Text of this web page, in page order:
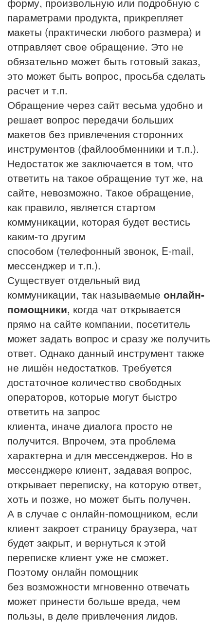
параметрами продукта, прикрепляет
макеты (практически любого размера) и
отправляет свое обращение. Это не
обязательно может быть готовый заказ,
это может быть вопрос, просьба сделать
расчет и т.п.
Обращение через сайт весьма удобно и
решает вопрос передачи больших
макетов без привлечения сторонних
инструментов (файлообменники и т.п.).
Недостаток же заключается в том, что
ответить на такое обращение тут же, на
сайте, невозможно. Такое обращение,
как правило, является стартом
коммуникации, которая будет вестись
каким-то другим
способом (телефонный звонок, E-mail,
мессенджер и т.п.).
Существует отдельный вид
коммуникации, так называемые онлайн-
помощники, когда чат открывается
прямо на сайте компании, посетитель
может задать вопрос и сразу же получить
ответ. Однако данный инструмент также
не лишён недостатков. Требуется
достаточное количество свободных
операторов, которые могут быстро
ответить на запрос
клиента, иначе диалога просто не
получится. Впрочем, эта проблема
характерна и для мессенджеров. Но в
мессенджере клиент, задавая вопрос,
открывает переписку, на которую ответ,
хоть и позже, но может быть получен.
А в случае с онлайн-помощником, если
клиент закроет страницу браузера, чат
будет закрыт, и вернуться к этой
переписке клиент уже не сможет.
Поэтому онлайн помощник
без возможности мгновенно отвечать
может принести больше вреда, чем
пользы, в деле привлечения лидов.